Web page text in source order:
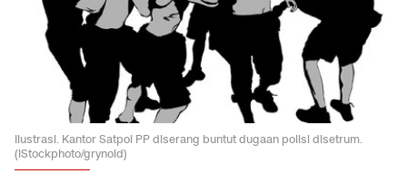
Ilustrasi. Kantor Satpol PP diserang buntut dugaan polisi disetrum.
(iStockphoto/grynold)